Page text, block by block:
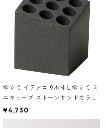
傘立て イデアコ 9本挿し傘立て ミ
ニキューブ ストーンサンドカラー
石調 ideaco Umbrella Stand CUB
E ストーンサンドブラック
¥4,730